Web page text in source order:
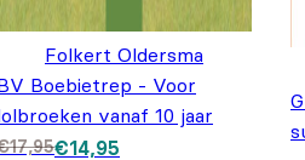
Folkert Oldersma
Boebietrep - Voor
vanaf 10 jaar
17,95 prijs
€14,95prijs is: €14,95.